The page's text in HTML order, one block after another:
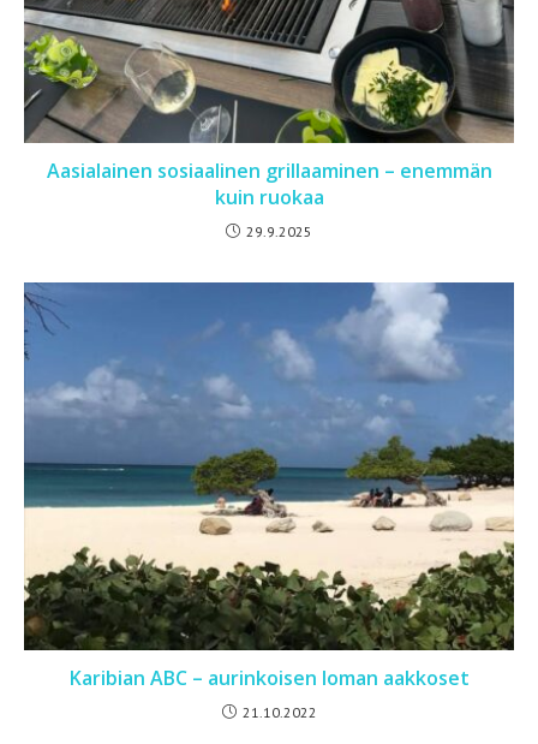
Aasialainen sosiaalinen grillaaminen – enemmän
kuin ruokaa
29.9.2025
Karibian ABC – aurinkoisen loman aakkoset
21.10.2022